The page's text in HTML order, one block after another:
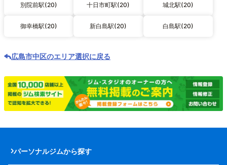
別院前駅(20) 十日市町駅(20) 城北駅(20)
御幸橋駅(20) 新白島駅(20) 白島駅(20)
広島市中区のエリア選択に戻る
パーソナルジムから探す